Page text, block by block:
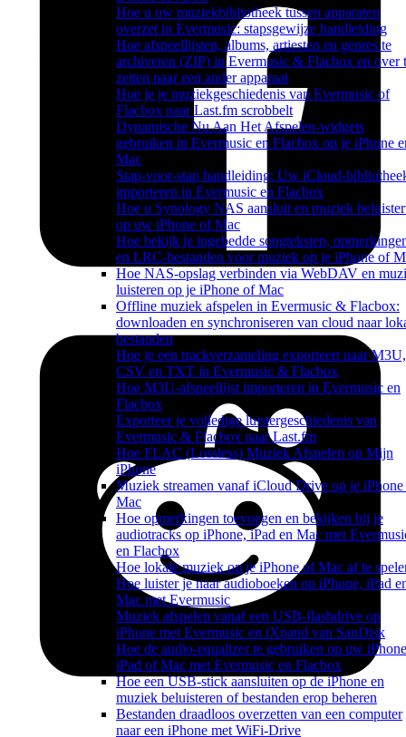
Hoe u uw muziekbibliotheek tussen apparaten
overzet in Evermusic: stapsgewijze handleiding
Hoe afspeellijsten, albums, artiesten en genres te
archiveren (ZIP) in Evermusic & Flacbox en over
zetten naar een ander apparaat
Hoe je je muziekgeschiedenis van Evermusic of
Flacbox naar Last.fm scrobbelt
Dynamische Nu Aan Het Afspelen-widgets
gebruiken in Evermusic en Flacbox op je iPhone
Mac
Stap-voor-stap handleiding: Uw iCloud-
importeren in Evermusic en Flacbox
Hoe u Synology NAS aansluit en muziek
op uw iPhone of Mac
Hoe bekijk je ingebedde songteksten,
en LRC-bestanden voor muziek op je iPhone of
Hoe NAS-opslag verbinden via WebDAV en
luisteren op je iPhone of Mac
Offline muziek afspelen in Evermusic & Flacbox:
downloaden en synchroniseren van cloud naar
bestanden
Hoe je een trackverzameling exporteert naar M3U,
CSV en TXT in Evermusic & Flacbox
Hoe M3U-afspeellijst importeren in Evermusic en
Flacbox
Exporteer je volledige luistergeschiedenis van
Evermusic & Flacbox naar Last.fm
Hoe FLAC (Lossless) Muziek Afspelen op Mijn
iPhone
Muziek streamen vanaf iCloud Drive op je
Mac
Hoe opmerkingen toevoegen en bekijken bij je
audiotracks op iPhone, iPad en Mac met
en Flacbox
Hoe lokale muziek op je iPhone of Mac af te
Hoe luister je naar audioboeken op iPhone, iPad
Mac met Evermusic
Muziek afspelen vanaf een USB-flashdrive op
iPhone met Evermusic en iXpand van SanDisk
Hoe de audio-equalizer te gebruiken op uw
iPad of Mac met Evermusic en Flacbox
Hoe een USB-stick aansluiten op de iPhone en
muziek beluisteren of bestanden erop beheren
Bestanden draadloos overzetten van een computer
naar een iPhone met WiFi-Drive